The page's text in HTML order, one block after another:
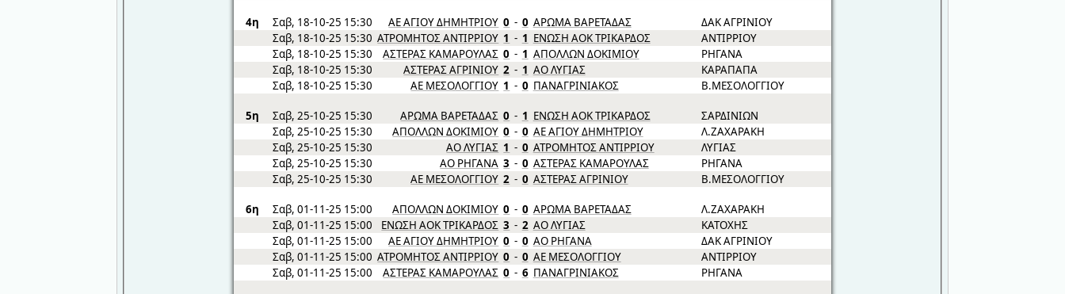
4η Σαβ, 18-10-25 15:30 ΑΕ ΑΓΙΟΥ ΔΗΜΗΤΡΙΟΥ 0 - 0 ΑΡΩΜΑ ΒΑΡΕΤΑΔΑΣ
ΔΑΚ ΑΓΡΙΝΙΟΥ
Σαβ, 18-10-25 15:30 ΑΤΡΟΜΗΤΟΣ ΑΝΤΙΡΡΙΟΥ 1 - 1 ΕΝΩΣΗ ΑΟΚ ΤΡΙΚΑΡΔΟΣ
ΑΝΤΙΡΡΙΟΥ
Σαβ, 18-10-25 15:30
ΑΣΤΕΡΑΣ ΚΑΜΑΡΟΥΛΑΣ 0 - 1 ΑΠΟΛΛΩΝ ΔΟΚΙΜΙΟΥ
ΡΗΓΑΝΑ
Σαβ, 18-10-25 15:30
ΑΣΤΕΡΑΣ ΑΓΡΙΝΙΟΥ 2 - 1 ΑΟ ΛΥΓΙΑΣ
ΚΑΡΑΠΑΠΑ
Σαβ, 18-10-25 15:30
ΑΕ ΜΕΣΟΛΟΓΓΙΟΥ 1 - 0 ΠΑΝΑΓΡΙΝΙΑΚΟΣ Β.ΜΕΣΟΛΟΓΓΙΟΥ
5η Σαβ, 25-10-25 15:30 ΑΡΩΜΑ ΒΑΡΕΤΑΔΑΣ 0 - 1 ΕΝΩΣΗ ΑΟΚ ΤΡΙΚΑΡΔΟΣ
ΣΑΡΔΙΝΙΩΝ
Σαβ, 25-10-25 15:30
ΑΠΟΛΛΩΝ ΔΟΚΙΜΙΟΥ 0 - 0 ΑΕ ΑΓΙΟΥ ΔΗΜΗΤΡΙΟΥ
Λ.ΖΑΧΑΡΑΚΗ
Σαβ, 25-10-25 15:30
ΑΟ ΛΥΓΙΑΣ 1 - 0 ΑΤΡΟΜΗΤΟΣ ΑΝΤΙΡΡΙΟΥ
ΛΥΓΙΑΣ
Σαβ, 25-10-25 15:30
ΑΟ ΡΗΓΑΝΑ 3 - 0 ΑΣΤΕΡΑΣ ΚΑΜΑΡΟΥΛΑΣ
ΡΗΓΑΝΑ
Σαβ, 25-10-25 15:30
ΑΕ ΜΕΣΟΛΟΓΓΙΟΥ 2 - 0 ΑΣΤΕΡΑΣ ΑΓΡΙΝΙΟΥ Β.ΜΕΣΟΛΟΓΓΙΟΥ
6η Σαβ, 01-11-25 15:00 ΑΠΟΛΛΩΝ ΔΟΚΙΜΙΟΥ 0 - 0 ΑΡΩΜΑ ΒΑΡΕΤΑΔΑΣ
Λ.ΖΑΧΑΡΑΚΗ
Σαβ, 01-11-25 15:00
ΕΝΩΣΗ ΑΟΚ ΤΡΙΚΑΡΔΟΣ 3 - 2 ΑΟ ΛΥΓΙΑΣ
ΚΑΤΟΧΗΣ
Σαβ, 01-11-25 15:00
ΑΕ ΑΓΙΟΥ ΔΗΜΗΤΡΙΟΥ 0 - 0 ΑΟ ΡΗΓΑΝΑ
ΔΑΚ ΑΓΡΙΝΙΟΥ
Σαβ, 01-11-25 15:00 ΑΤΡΟΜΗΤΟΣ ΑΝΤΙΡΡΙΟΥ 0 - 0 ΑΕ ΜΕΣΟΛΟΓΓΙΟΥ
ΑΝΤΙΡΡΙΟΥ
Σαβ, 01-11-25 15:00
ΑΣΤΕΡΑΣ ΚΑΜΑΡΟΥΛΑΣ 0 - 6 ΠΑΝΑΓΡΙΝΙΑΚΟΣ ΡΗΓΑΝΑ